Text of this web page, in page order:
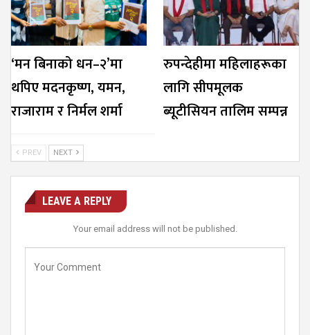
‘मन बिनाको धन–२’मा
थपिए मदनकृष्ण, यमन,
राजाराम र निर्मल शर्मा
रुपन्देहीमा महिलाहरूका
लागि सीपमूलक
ब्यूटीसियन तालिम सम्पन्न
PREV NEXT
LEAVE A REPLY
Your email address will not be published.